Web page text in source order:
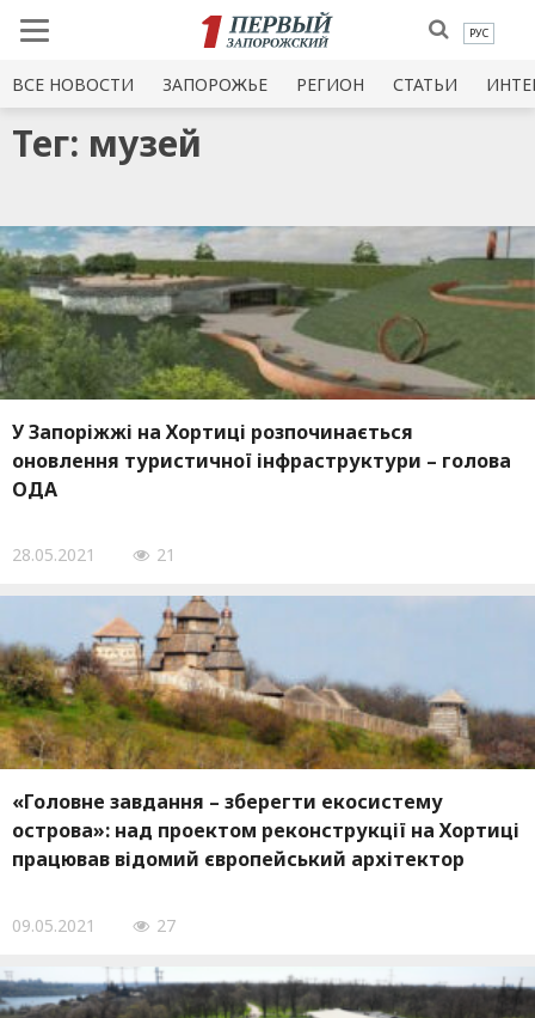
РУС
ВСЕ НОВОСТИ ЗАПОРОЖЬЕ РЕГИОН СТАТЬИ
Тег: музей
У Запоріжжі на Хортиці розпочинається
оновлення туристичної інфраструктури – голова
ОДА
28.05.2021 21
«Головне завдання – зберегти екосистему
острова»: над проектом реконструкції на Хортиці
працював відомий європейський архітектор
09.05.2021 27